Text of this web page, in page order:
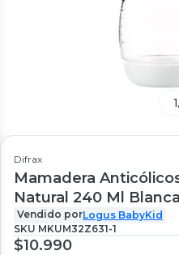
1
Difrax
Mamadera
Natural 240 Ml Blanca
Vendido porLogus BabyKid
SKU MKUM32Z631-1
$10.990